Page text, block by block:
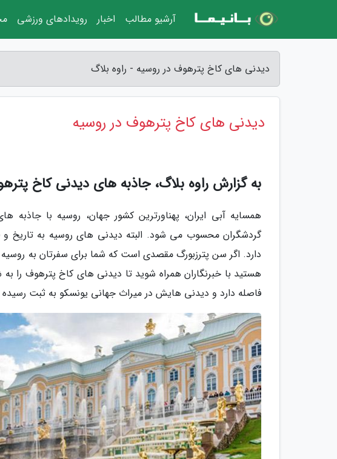
دیدنی های کاخ پترهوف در روسیه - راوه بلاگ
دیدنی های کاخ پترهوف در روسیه
به گزارش راوه بلاگ، جاذبه های دیدنی کاخ
همسایه آبی ایران، پهناورترین کشور جهان، روسیه با
گردشگران محسوب می شود. البته دیدنی های روسیه به
دارد. اگر سن پترزبورگ مقصدی است که شما برای سفرتان به
فاصله دارد و دیدنی هایش در میراث جهانی یونسکو به ثبت
آرشیو مطالب اخبار رویدادهای ورزشی